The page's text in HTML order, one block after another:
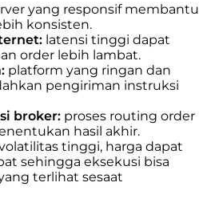
yang responsif membantu
konsisten.
latensi tinggi dapat
order lebih lambat.
platform yang ringan dan
pengiriman instruksi
broker: proses routing order
hasil akhir.
tinggi, harga dapat
sehingga eksekusi bisa
terlihat sesaat